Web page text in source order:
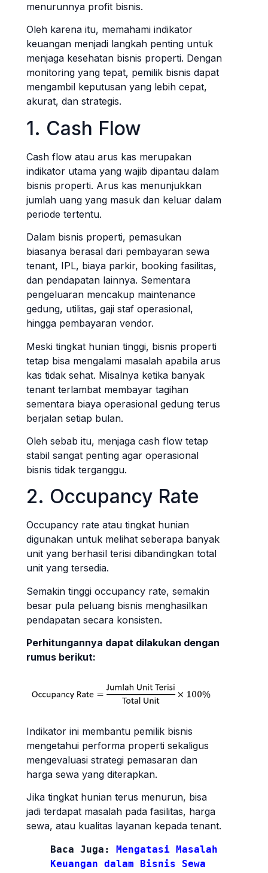
menurunnya profit bisnis.
Oleh karena itu, memahami indikator
keuangan menjadi langkah penting untuk
menjaga kesehatan bisnis properti. Dengan
monitoring yang tepat, pemilik bisnis dapat
mengambil keputusan yang lebih cepat,
akurat, dan strategis.
1. Cash Flow
Cash flow atau arus kas merupakan
indikator utama yang wajib dipantau dalam
bisnis properti. Arus kas menunjukkan
jumlah uang yang masuk dan keluar dalam
periode tertentu.
Dalam bisnis properti, pemasukan
biasanya berasal dari pembayaran sewa
tenant, IPL, biaya parkir, booking fasilitas,
dan pendapatan lainnya. Sementara
pengeluaran mencakup maintenance
gedung, utilitas, gaji staf operasional,
hingga pembayaran vendor.
Meski tingkat hunian tinggi, bisnis properti
tetap bisa mengalami masalah apabila arus
kas tidak sehat. Misalnya ketika banyak
tenant terlambat membayar tagihan
sementara biaya operasional gedung terus
berjalan setiap bulan.
Oleh sebab itu, menjaga cash flow tetap
stabil sangat penting agar operasional
bisnis tidak terganggu.
2. Occupancy Rate
Occupancy rate atau tingkat hunian
digunakan untuk melihat seberapa banyak
unit yang berhasil terisi dibandingkan total
unit yang tersedia.
Semakin tinggi occupancy rate, semakin
besar pula peluang bisnis menghasilkan
pendapatan secara konsisten.
Perhitungannya dapat dilakukan dengan
rumus berikut:
Indikator ini membantu pemilik bisnis
mengetahui performa properti sekaligus
mengevaluasi strategi pemasaran dan
harga sewa yang diterapkan.
Jika tingkat hunian terus menurun, bisa
jadi terdapat masalah pada fasilitas, harga
sewa, atau kualitas layanan kepada tenant.
Baca Juga: Mengatasi Masalah
Keuangan dalam Bisnis Sewa